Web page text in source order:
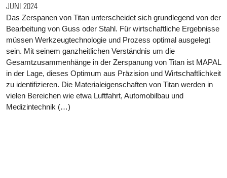
JUNI 2024
Das Zerspanen von Titan unterscheidet sich grundlegend von der
Bearbeitung von Guss oder Stahl. Für wirtschaftliche Ergebnisse
müssen Werkzeugtechnologie und Prozess optimal ausgelegt
sein. Mit seinem ganzheitlichen Verständnis um die
Gesamtzusammenhänge in der Zerspanung von Titan ist MAPAL
in der Lage, dieses Optimum aus Präzision und Wirtschaftlichkeit
zu identifizieren. Die Materialeigenschaften von Titan werden in
vielen Bereichen wie etwa Luftfahrt, Automobilbau und
Medizintechnik (…)